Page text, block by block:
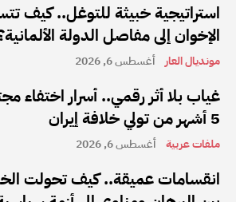
استراتيجية خبيثة للتوغل.. كيف
الإخوان إلى مفاصل الدولة
مونديال العار أغسطس 6, 2026
غياب بلا أثر رقمي.. أسرار اختفاء
5 أشهر من تولي خلافة إيران
ملفات عربية أغسطس 6, 2026
انقسامات عميقة.. كيف تحولت